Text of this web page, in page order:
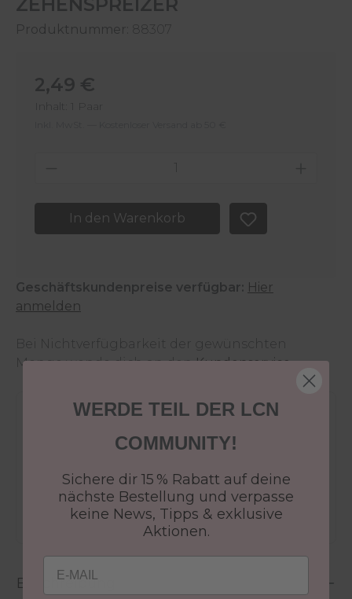
Produktnummer: 88307
Regulärer Preis:
2,49 €
Inhalt:
Produkt Anzahl: Gib den
In den Warenkorb
Geschäftskundenpreise verfügbar: Hier
anmelden
Bei Nichtverfügbarkeit der gewünschten
Menge wende dich an denKundenservice.
Versandkostenfrei ab 50€
30 Tage Rückgaberecht
Jetzt shoppen - bezahlen in 30 Tagen
Beschreibung
WERDE TEIL DER LCN
COMMUNITY!
Sichere dir 15 % Rabatt auf deine
nächste Bestellung und verpasse
keine News, Tipps & exklusive
Aktionen.
Email